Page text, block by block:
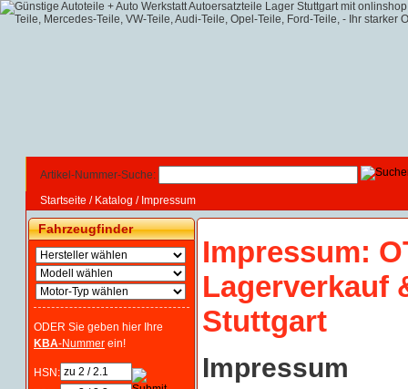
Artikel-Nummer-Suche:
Startseite / Katalog / Impressum
Fahrzeugfinder
ODER Sie geben hier Ihre
KBA-Nummer ein!
HSN:
Impressum:
Lagerverkauf
Stuttgart
Impressum